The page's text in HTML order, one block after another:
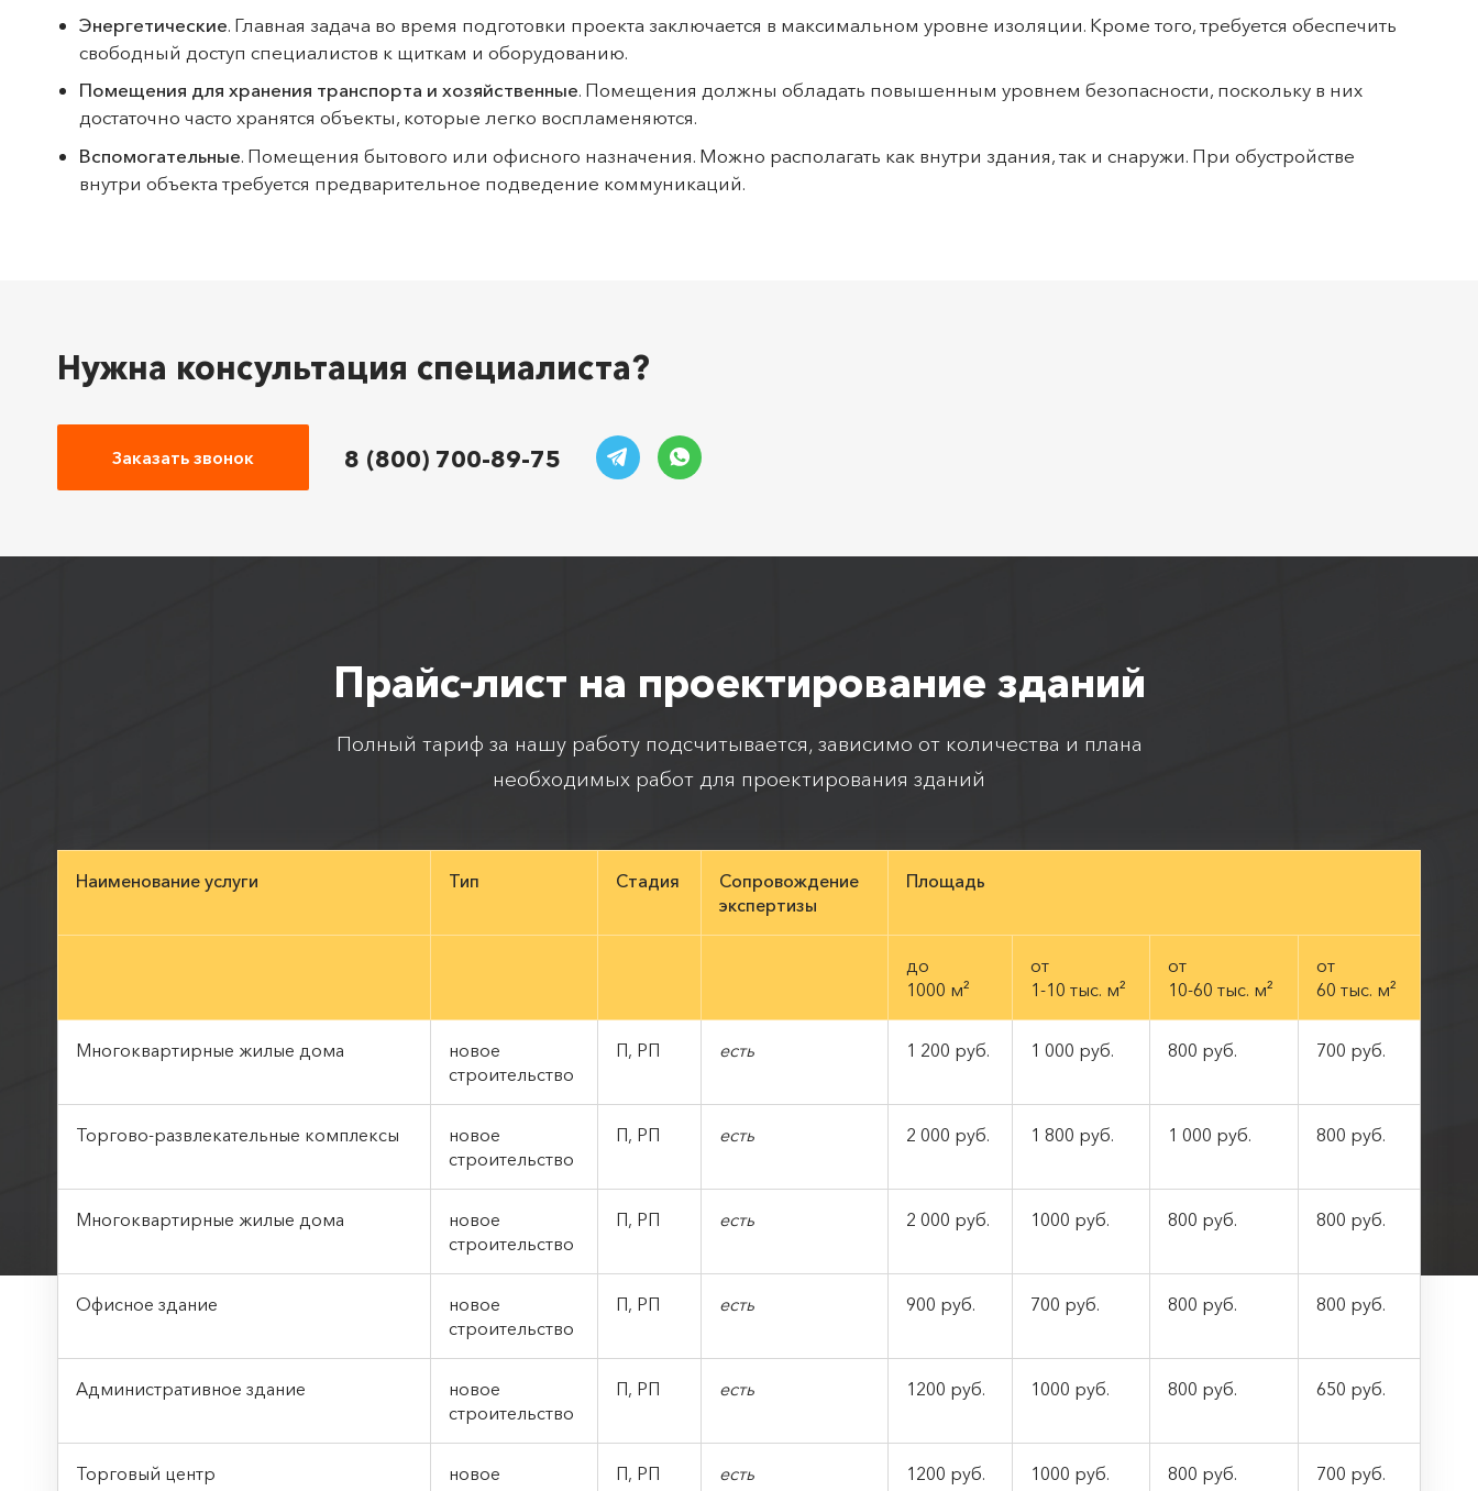
Энергетические. Главная задача во время подготовки проекта заключается в максимальном уровне изоляции. Кроме того, требуется обеспечить
свободный доступ специалистов к щиткам и оборудованию.
Помещения для хранения транспорта и хозяйственные. Помещения должны обладать повышенным уровнем безопасности, поскольку в них
достаточно часто хранятся объекты, которые легко воспламеняются.
Вспомогательные. Помещения бытового или офисного назначения. Можно располагать как внутри здания, так и снаружи. При обустройстве
внутри объекта требуется предварительное подведение коммуникаций.
Нужна консультация специалиста?
Заказать звонок 8 (800) 700-89-75
Прайс-лист на проектирование зданий
Полный тариф за нашу работу подсчитывается, зависимо от количества и плана
необходимых работ для проектирования зданий
Наименование услуги Тип Стадия
Сопровождение
экспертизы
Площадь
до
1000 м²
от
1-10 тыс. м²
от
10-60 тыс. м²
от
60 тыс. м²
Многоквартирные жилые дома
новое
строительство
П, РП есть 1 200 руб. 1 000 руб. 800 руб. 700 руб.
Торгово-развлекательные комплексы
новое
строительство
П, РП есть 2 000 руб. 1 800 руб. 1 000 руб. 800 руб.
Многоквартирные жилые дома
новое
строительство
П, РП есть 2 000 руб. 1000 руб. 800 руб. 800 руб.
Офисное здание
новое
строительство
П, РП есть 900 руб. 700 руб. 800 руб. 800 руб.
Административное здание
новое
строительство
П, РП есть 1200 руб. 1000 руб. 800 руб. 650 руб.
Торговый центр
новое
П, РП есть 1200 руб. 1000 руб. 800 руб. 700 руб.